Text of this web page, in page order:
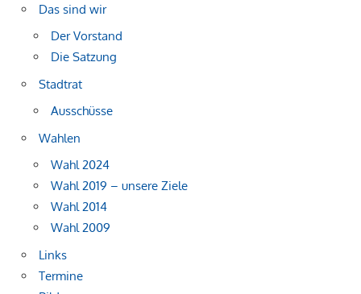
Das sind wir
Der Vorstand
Die Satzung
Stadtrat
Ausschüsse
Wahlen
Wahl 2024
Wahl 2019 – unsere Ziele
Wahl 2014
Wahl 2009
Links
Termine